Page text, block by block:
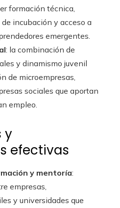
formación técnica,
incubación y acceso a
emergentes.
: la combinación de
y dinamismo juvenil
de microempresas,
sociales que aportan
empleo.
y
efectivas
y mentoría:
empresas,
y universidades que